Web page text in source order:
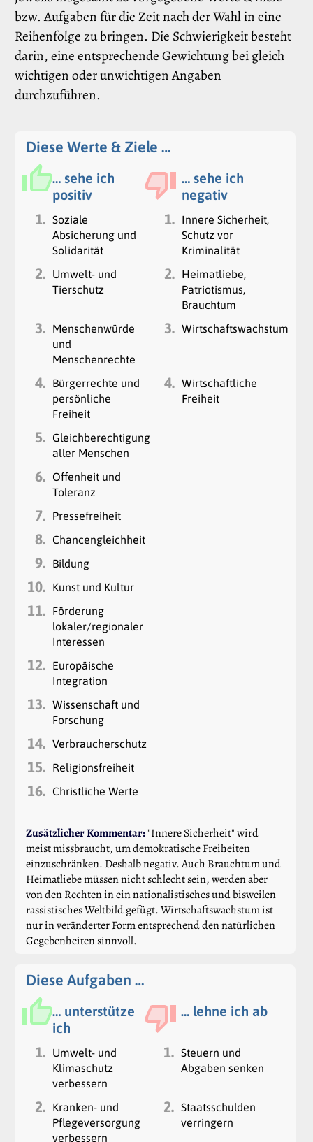
bzw. Aufgaben für die Zeit nach der Wahl in eine
Reihenfolge zu bringen. Die Schwierigkeit besteht
darin, eine entsprechende Gewichtung bei gleich
wichtigen oder unwichtigen Angaben
durchzuführen.
Diese Werte & Ziele …
… sehe ich
positiv
… sehe ich
negativ
1. Soziale
Absicherung und
Solidarität
1.
Innere Sicherheit,
Schutz vor
Kriminalität
2.
Umwelt- und
Tierschutz
2.
Heimatliebe,
Patriotismus,
Brauchtum
3.
Menschenwürde
und
Menschenrechte
3. Wirtschaftswachstum
4.
Bürgerrechte und
persönliche
Freiheit
4. Wirtschaftliche
Freiheit
5.
Gleichberechtigung
aller Menschen
6.
Offenheit und
Toleranz
7. Pressefreiheit
8. Chancengleichheit
9. Bildung
10. Kunst und Kultur
11.
Förderung
lokaler/regionaler
Interessen
12.
Europäische
Integration
13. Wissenschaft und
Forschung
14. Verbraucherschutz
15. Religionsfreiheit
16. Christliche Werte
Zusätzlicher Kommentar:"Innere Sicherheit" wird
meist missbraucht, um demokratische Freiheiten
einzuschränken. Deshalb negativ. Auch Brauchtum und
Heimatliebe müssen nicht schlecht sein, werden aber
von den Rechten in ein nationalistisches und bisweilen
rassistisches Weltbild gefügt. Wirtschaftswachstum ist
nur in veränderter Form entsprechend den natürlichen
Gegebenheiten sinnvoll.
Diese Aufgaben …
… unterstütze
ich
… lehne ich ab
1.
Umwelt- und
Klimaschutz
verbessern
1. Steuern und
Abgaben senken
2.
Kranken- und
Pflegeversorgung
verbessern
2. Staatsschulden
verringern